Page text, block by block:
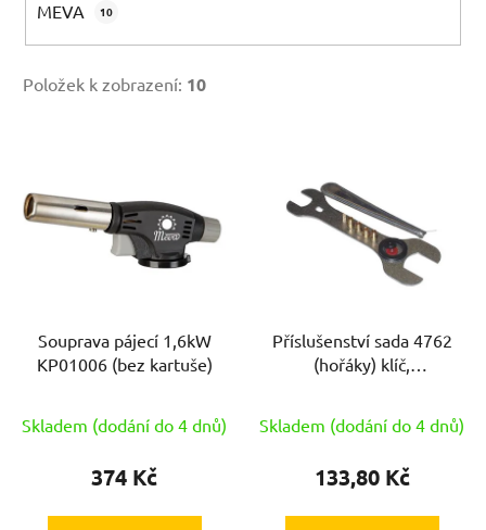
MEVA 10
Položek k zobrazení: 10
p
k
Souprava pájecí 1,6kW
KP01006 (bez kartuše)
Skladem (dodání do 4 dnů)
374 Kč
Příslušenství sada 4762
(hořáky) klíč,
Skladem (dodání do 4 dnů)
133,80 Kč